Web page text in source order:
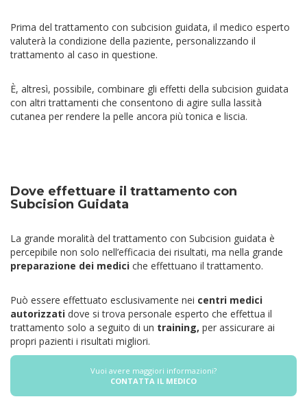
Prima del trattamento con subcision guidata, il medico esperto
valuterà la condizione della paziente, personalizzando il
trattamento al caso in questione.
È, altresì, possibile, combinare gli effetti della subcision guidata
con altri trattamenti che consentono di agire sulla lassità
cutanea per rendere la pelle ancora più tonica e liscia.
Dove effettuare il trattamento con
Subcision Guidata
La grande moralità del trattamento con Subcision guidata è
percepibile non solo nell’efficacia dei risultati, ma nella grande
preparazione dei medici che effettuano il trattamento.
Può essere effettuato esclusivamente nei centri medici
autorizzati dove si trova personale esperto che effettua il
trattamento solo a seguito di un training, per assicurare ai
propri pazienti i risultati migliori.
Vuoi avere maggiori informazioni?
CONTATTA IL MEDICO